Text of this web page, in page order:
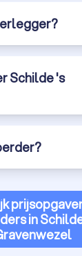
Schilde 's
in